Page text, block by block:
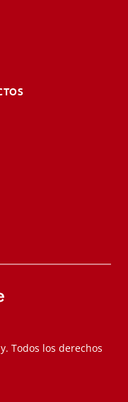
Todos los derechos